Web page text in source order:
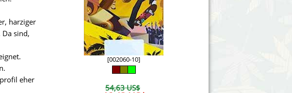
Seedy Simon
Söllner - Vadda's Marijuanabam
Victory Seeds
Vision Seeds
White Label Seeds
World of Seeds
harziger
sind,
eher
[002060-10]
54,63 US$